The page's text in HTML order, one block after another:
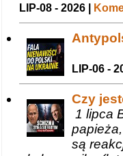
LIP-08 - 2026 |
LIP-06 -
Czy
1 lipca
są